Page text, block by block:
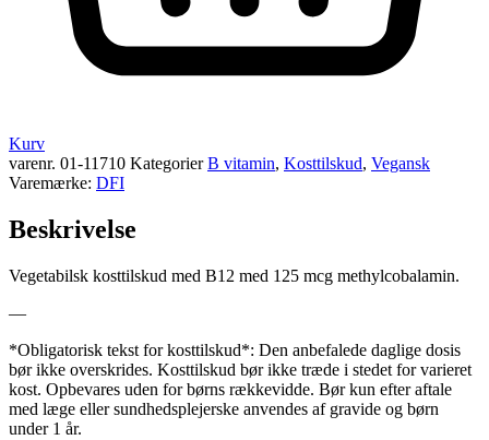
Kurv
varenr. 01-11710 Kategorier B vitamin, Kosttilskud, Vegansk
Varemærke: DFI
Beskrivelse
Vegetabilsk kosttilskud med B12 med 125 mcg methylcobalamin.
—
*Obligatorisk tekst for kosttilskud*: Den anbefalede daglige dosis
bør ikke overskrides. Kosttilskud bør ikke træde i stedet for varieret
kost. Opbevares uden for børns rækkevidde. Bør kun efter aftale
med læge eller sundhedsplejerske anvendes af gravide og børn
under 1 år.